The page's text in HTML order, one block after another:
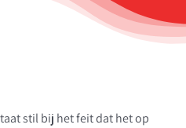
stil bij het feit dat het op